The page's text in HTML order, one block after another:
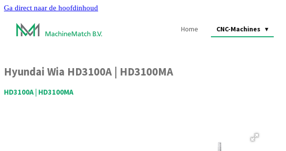
Ga direct naar de hoofdinhoud
Home CNC-Machines
Hyundai Wia HD3100A | HD3100MA
HD3100A | HD3100MA